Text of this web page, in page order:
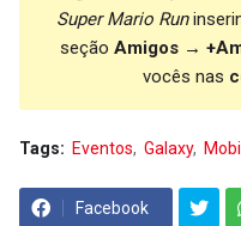
Super Mario Run
seção Amigos →
vocês nas
Tags: Eventos Galaxy
Facebook